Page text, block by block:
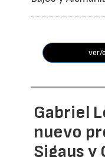
ver/
Gabriel
nuevo
Sigaus y